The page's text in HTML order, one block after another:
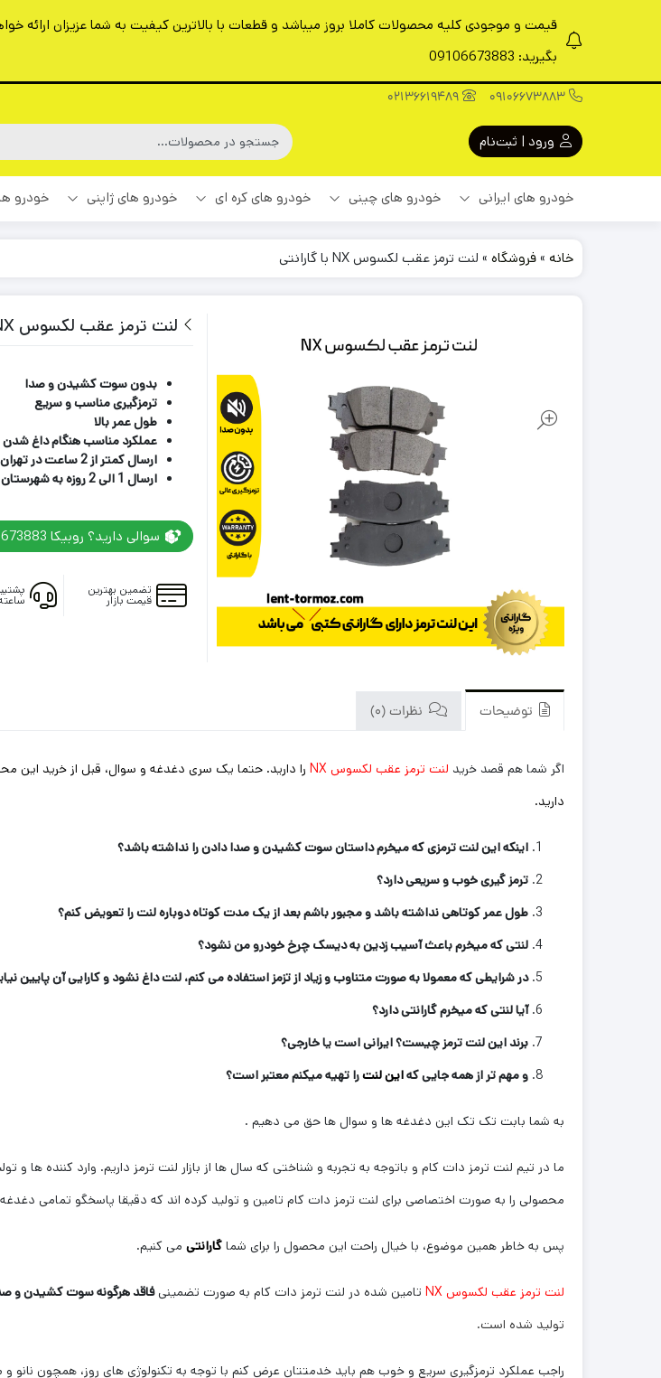
قیمت و موجودی کلیه محصولات کاملا بروز میباشد و قطعات با بالاترین کیفیت به شما عزیزان ارائه
بگیرید: 09106673883
ورود | ثبت‌نام
خودرو های ایرانی خودرو های چینی خودرو های کره ای خودرو های ژاپنی خودرو
خانه »فروشگاه » لنت ترمز عقب لکسوس NX با گارانتی
لنت ترمز عقب لکسوس NX با گارانتی
بدون سوت کشیدن و صدا
ترمزگیری مناسب و سریع
طول عمر بالا
عملکرد مناسب هنگام داغ شدن
ارسال کمتر از 2 ساعت در تهران
ارسال 1 الی 2 روزه به شهرستان
سوالی دارید؟ روبیکا 09106673883
تضمین بهترین
قیمت بازار ساعته، ۷
توضیحات نظرات (0)
اگر شما هم قصد خرید لنت ترمز عقب لکسوس NX
را دارید. حتما یک سری دغدغه و سوال، قبل از خرید این
دارید.
اینکه این لنت ترمزی که میخرم داستان سوت کشیدن و صدا دادن را نداشته باشد؟
ترمز گیری خوب و سریعی دارد؟
طول عمر کوتاهی نداشته باشد و مجبور باشم بعد از یک مدت کوتاه دوباره لنت را تعویض کنم؟
لنتی که میخرم باعث آسیب زدین به دیسک چرخ خودرو من نشود؟
در شرایطی که معمولا به صورت متناوب و زیاد از تزمز استفاده می کنم، لنت داغ نشود و کارایی آن پایین
آیا لنتی که میخرم گارانتی دارد؟
برند این لنت ترمز چیست؟ ایرانی است یا خارجی؟
و مهم تر از همه جایی کهاین لنترا تهیه میکنم معتبر است؟
به شما بابت تک تک این دغدغه ها و سوال ها حق می دهیم .
ما در تیم لنت ترمز دات کام و باتوجه به تجربه و شناختی که سال ها از بازار لنت ترمز داریم. وارد کننده ها و
محصولی را به صورت اختصاصی برای لنت ترمز دات کام تامین و تولید کرده اند که دقیقا پاسخگو تمامی
پس به خاطر همین موضوع، با خیال راحت این محصول را برای شما گارانتی می کنیم.
لنت ترمز عقب لکسوس NX تامین شده در لنت ترمز دات کام به صورت تضمینیفاقد هرگونه سوت کشیدن و
تولید شده است.
راجب عملکرد ترمزگیری سریع و خوب هم باید خدمتتان عرض کنم با توجه به تکنولوژی های روز، همچون نانو و